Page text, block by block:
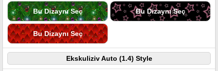
Bu Dizaynı Seç Bu Dizaynı Seç
Bu Dizaynı Seç
Ekskuliziv Auto (1.4) Style